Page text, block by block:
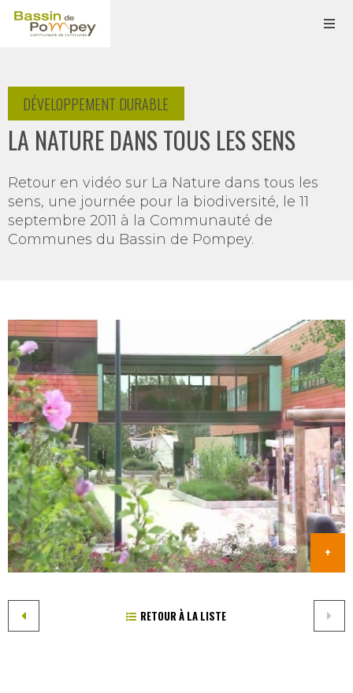
DÉVELOPPEMENT DURABLE
LA NATURE DANS TOUS LES SENS
Retour en vidéo sur La Nature dans tous les
sens, une journée pour la biodiversité, le 11
septembre 2011 à la Communauté de
Communes du Bassin de Pompey.
RETOUR À LA LISTE